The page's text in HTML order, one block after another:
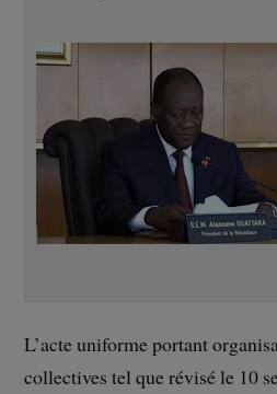
L’acte uniforme portant
collectives tel que révisé le 10